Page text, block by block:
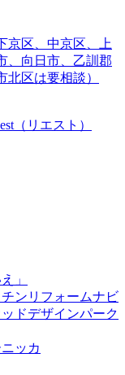
京区、中京区、上
、向日市、乙訓郡
区は要相談）